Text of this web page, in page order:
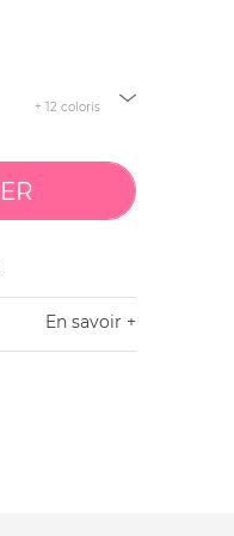
+ 12 coloris
En savoir +